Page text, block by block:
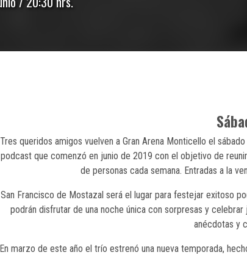
Tres queridos amigos vuelven a Gran Arena Monticello el
podcast que comenzó en junio de 2019 con el objetivo de
de personas cada semana. Entradas a la
San Francisco de Mostazal será el lugar para festejar exitoso
podrán disfrutar de una noche única con sorpresas y
anécdotas y
En marzo de este año el trío estrenó una nueva temporada,